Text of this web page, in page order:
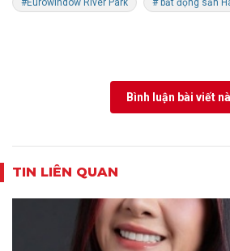
#Eurowindow River Park # bất động sản
Bình luận bài viết
TIN LIÊN QUAN